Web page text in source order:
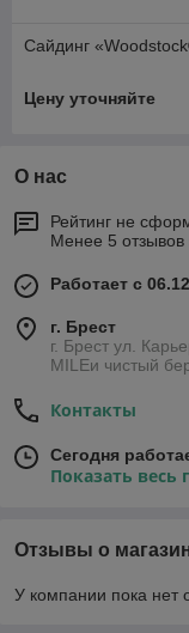
Сайдинг
Цену уточняйте
О нас
Рейтинг не
Менее 5 отзывов
Работает с
г. Брест
г. Брест ул.
MILEи чистый
Контакты
Сегодня
Показать весь
Отзывы о
У компании пока нет